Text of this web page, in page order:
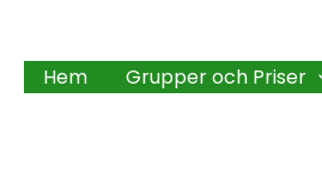
Hem Grupper och Priser